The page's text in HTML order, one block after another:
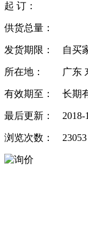
起 订：
供货总量：
发货期限： 自买
所在地： 广东
有效期至： 长期
最后更新： 2018-
浏览次数： 23053